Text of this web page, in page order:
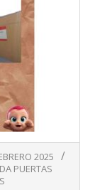
2025
PUERTAS